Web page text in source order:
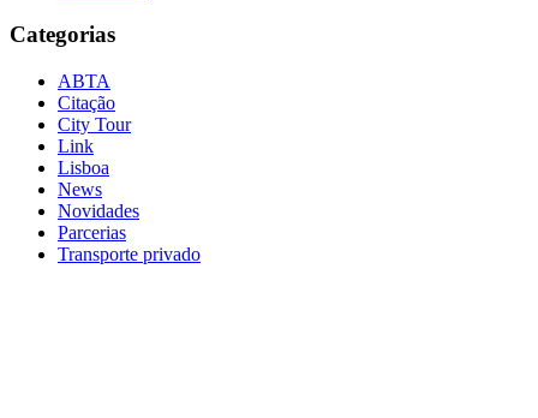
Categorias
ABTA
Citação
City Tour
Link
Lisboa
News
Novidades
Parcerias
Transporte privado